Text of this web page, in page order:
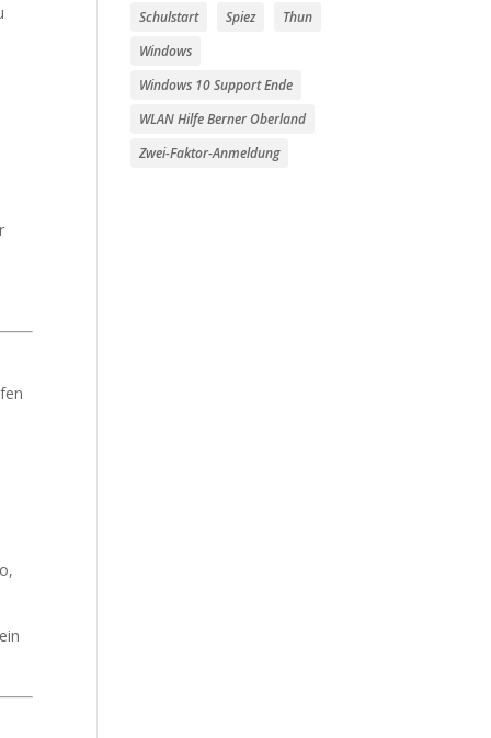
Schulstart
Spiez
Thun
Windows
Windows 10 Support Ende
WLAN Hilfe Berner Oberland
Zwei-Faktor-Anmeldung